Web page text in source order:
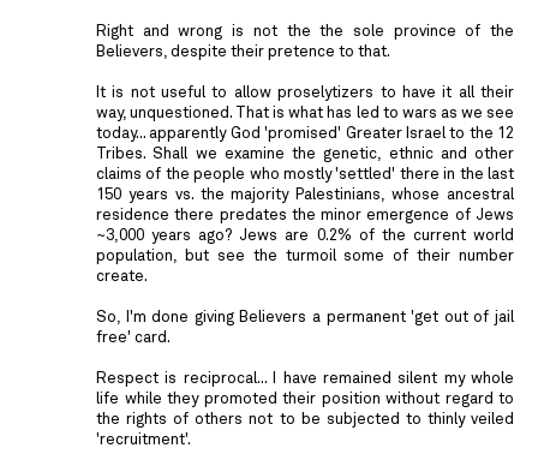
Right and wrong is not the the sole province of the
Believers, despite their pretence to that.
It is not useful to allow proselytizers to have it all their
way, unquestioned. That is what has led to wars as we see
today... apparently God 'promised' Greater Israel to the 12
Tribes. Shall we examine the genetic, ethnic and other
claims of the people who mostly 'settled' there in the last
150 years vs. the majority Palestinians, whose ancestral
residence there predates the minor emergence of Jews
~3,000 years ago? Jews are 0.2% of the current world
population, but see the turmoil some of their number
create.
So, I'm done giving Believers a permanent 'get out of jail
free' card.
Respect is reciprocal... I have remained silent my whole
life while they promoted their position without regard to
the rights of others not to be subjected to thinly veiled
'recruitment'.